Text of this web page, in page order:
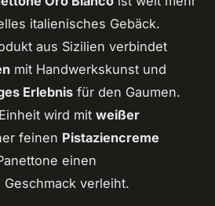
italienisches Gebäck.
aus Sizilien verbindet
mit Handwerkskunst und
Erlebnis für den Gaumen.
wird mit weißer
feinen Pistaziencreme
einen
verleiht.